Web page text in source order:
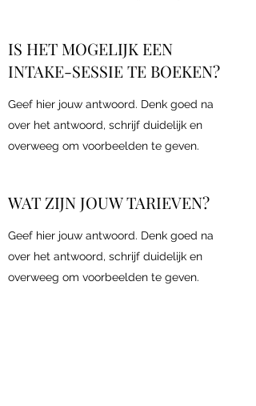
IS HET MOGELIJK EEN
INTAKE-SESSIE TE BOEKEN?
Geef hier jouw antwoord. Denk goed na
over het antwoord, schrijf duidelijk en
overweeg om voorbeelden te geven.
WAT ZIJN JOUW TARIEVEN?
Geef hier jouw antwoord. Denk goed na
over het antwoord, schrijf duidelijk en
overweeg om voorbeelden te geven.